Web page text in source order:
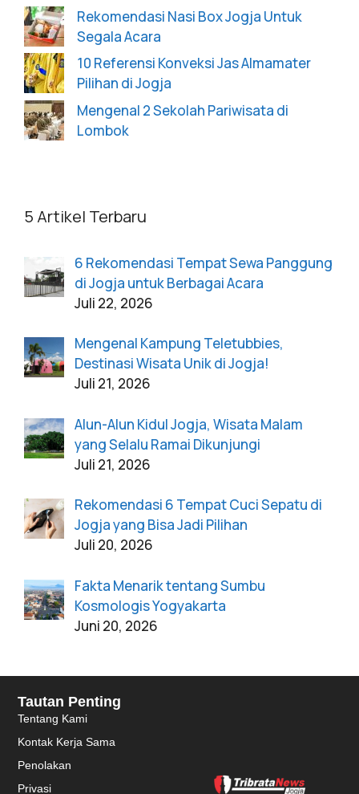
Rekomendasi Nasi Box Jogja Untuk
Segala Acara
10 Referensi Konveksi Jas Almamater
Pilihan di Jogja
Mengenal 2 Sekolah Pariwisata di
Lombok
5 Artikel Terbaru
6 Rekomendasi Tempat Sewa Panggung
di Jogja untuk Berbagai Acara
Juli 22, 2026
Mengenal Kampung Teletubbies,
Destinasi Wisata Unik di Jogja!
Juli 21, 2026
Alun-Alun Kidul Jogja, Wisata Malam
yang Selalu Ramai Dikunjungi
Juli 21, 2026
Rekomendasi 6 Tempat Cuci Sepatu di
Jogja yang Bisa Jadi Pilihan
Juli 20, 2026
Fakta Menarik tentang Sumbu
Kosmologis Yogyakarta
Juni 20, 2026
Tautan Penting
Tentang Kami
Kontak Kerja Sama
Penolakan
Privasi